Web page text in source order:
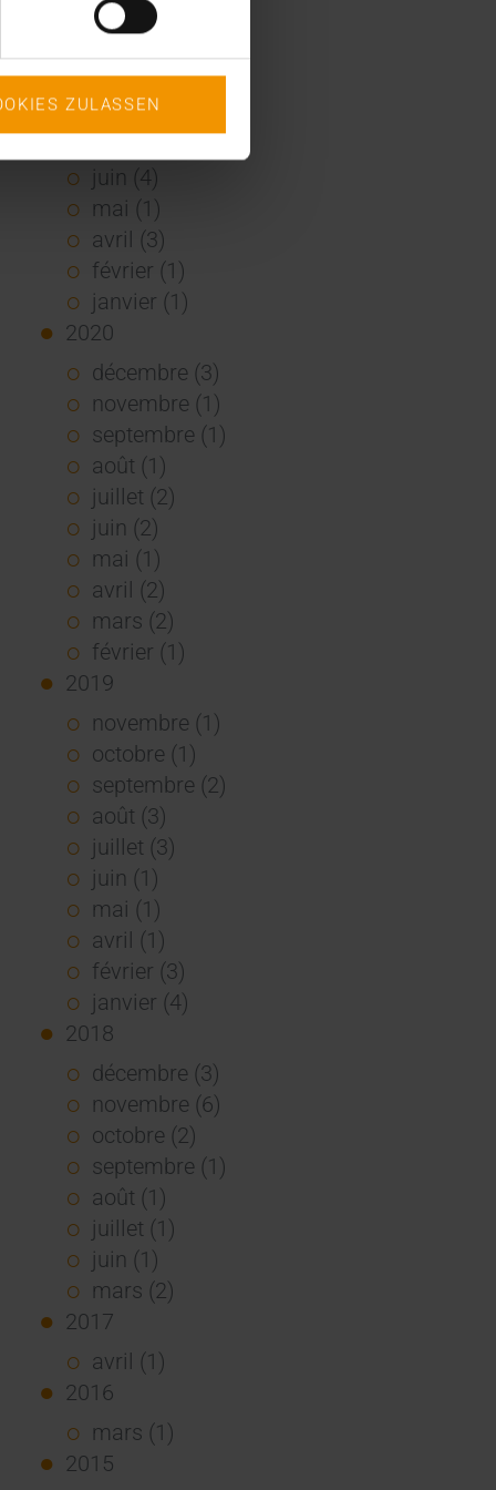
ZULASSEN
2021
décembre (2)
novembre (4)
octobre (1)
juin (4)
mai (1)
avril (3)
février (1)
janvier (1)
2020
décembre (3)
novembre (1)
septembre (1)
août (1)
juillet (2)
juin (2)
mai (1)
avril (2)
mars (2)
février (1)
2019
novembre (1)
octobre (1)
septembre (2)
août (3)
juillet (3)
juin (1)
mai (1)
avril (1)
février (3)
janvier (4)
2018
décembre (3)
novembre (6)
octobre (2)
septembre (1)
août (1)
juillet (1)
juin (1)
mars (2)
2017
avril (1)
2016
mars (1)
2015